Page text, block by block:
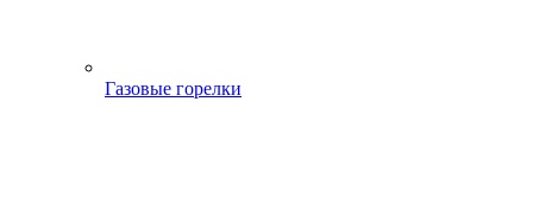
Газовые горелки